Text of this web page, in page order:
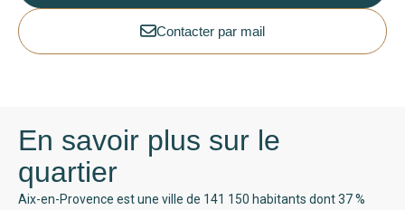
Contacter par mail
En savoir plus sur le
quartier
Aix-en-Provence est une ville de 141 150 habitants dont 37 %